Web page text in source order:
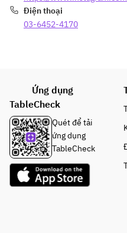
・ジャスミ
ン茶
・コークハ
イボール
・玄米緑茶
・焼酎
（芋・麦・
米）
・日本酒
・リンゴジ
ュース
・コーラ
Điện thoại
03-6452-4170
Ứng dụng
TableCheck
Quét để tải
ứng dụng
TableCheck